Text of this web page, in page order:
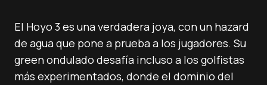
El Hoyo 3 es una verdadera joya, con un hazard
de agua que pone a prueba a los jugadores. Su
green ondulado desafía incluso a los golfistas
más experimentados, donde el dominio del